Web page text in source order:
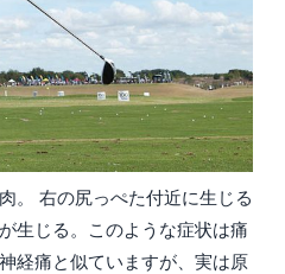
。 右の尻っぺた付近に生じる
生じる。このような症状は痛
経痛と似ていますが、実は原